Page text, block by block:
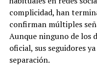
complicidad, han
confirman múltiples
Aunque ninguno de los
oficial, sus seguidores
separación.